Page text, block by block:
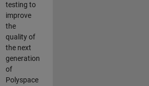
testing to
improve
the
quality of
the next
generation
of
Polyspace